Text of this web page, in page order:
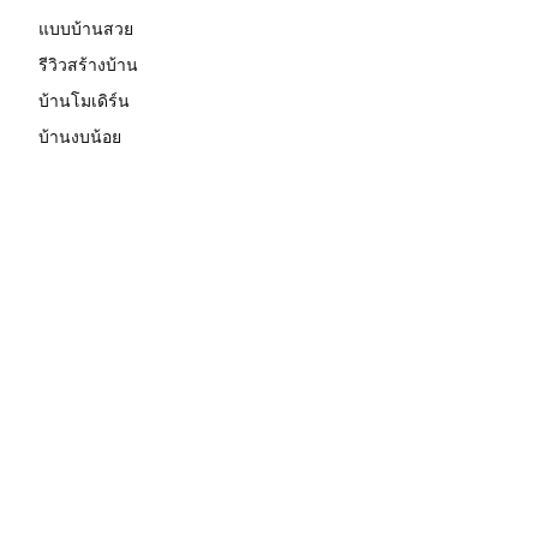
แบบบ้านสวย
รีวิวสร้างบ้าน
บ้านโมเดิร์น
บ้านงบน้อย